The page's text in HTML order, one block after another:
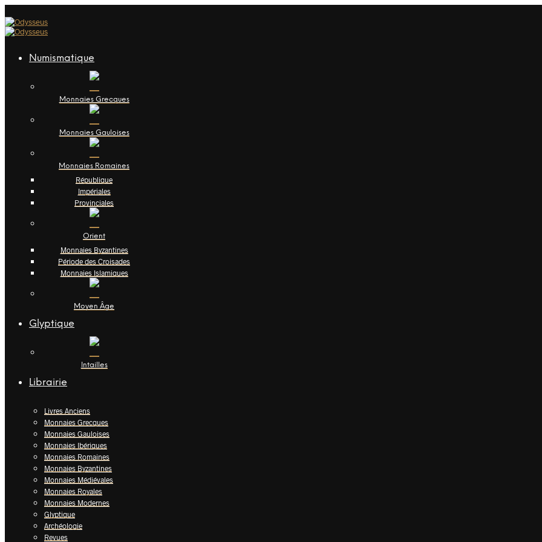
Numismatique
Monnaies Grecques
Monnaies Gauloises
Monnaies Romaines
République
Impériales
Provinciales
Orient
Monnaies Byzantines
Période des Croisades
Monnaies Islamiques
Moyen Âge
Glyptique
Intailles
Librairie
Livres Anciens
Monnaies Grecques
Monnaies Gauloises
Monnaies Ibériques
Monnaies Romaines
Monnaies Byzantines
Monnaies Médiévales
Monnaies Royales
Monnaies Modernes
Glyptique
Archéologie
Revues